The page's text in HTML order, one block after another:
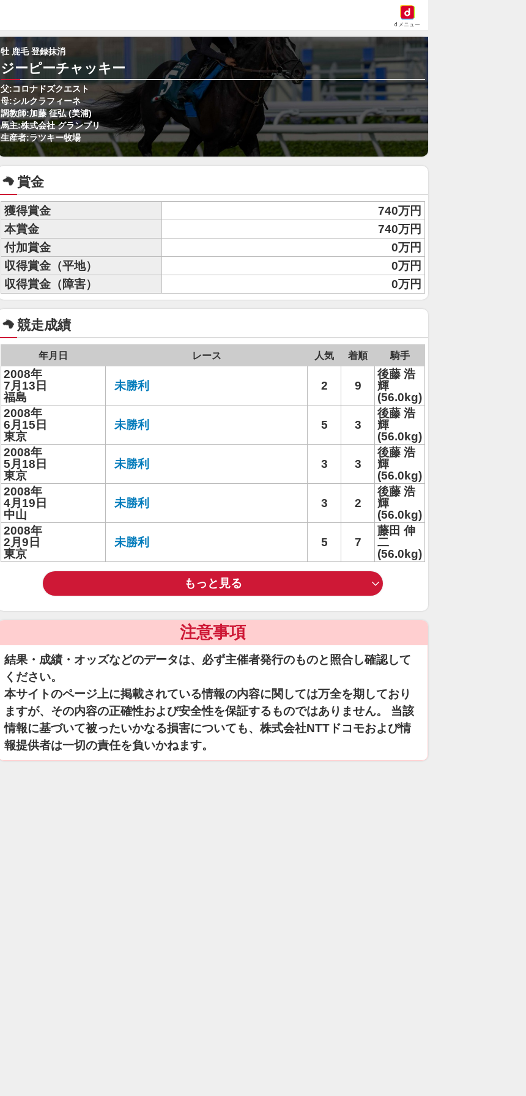
dメニュー
牡 鹿毛 登録抹消
ジーピーチャッキー
父:コロナドズクエスト
母:シルクラフィーネ
調教師:加藤 征弘 (美浦)
馬主:株式会社 グランプリ
生産者:ラツキー牧場
賞金
獲得賞金
740万円
本賞金
740万円
付加賞金
0万円
収得賞金（平地）
0万円
収得賞金（障害）
0万円
競走成績
年月日 レース 人気 着順 騎手
2008年
7月13日
福島
未勝利 2 9
後藤 浩
輝
(56.0kg)
2008年
6月15日
東京
未勝利 5 3
後藤 浩
輝
(56.0kg)
2008年
5月18日
東京
未勝利 3 3
後藤 浩
輝
(56.0kg)
2008年
4月19日
中山
未勝利 3 2
後藤 浩
輝
(56.0kg)
2008年
2月9日
東京
未勝利 5 7
藤田 伸
二
(56.0kg)
もっと見る
注意事項
結果・成績・オッズなどのデータは、必ず主催者発行のものと照合し確認して
ください。
本サイトのページ上に掲載されている情報の内容に関しては万全を期しており
ますが、その内容の正確性および安全性を保証するものではありません。 当該
情報に基づいて被ったいかなる損害についても、株式会社NTTドコモおよび情
報提供者は一切の責任を負いかねます。